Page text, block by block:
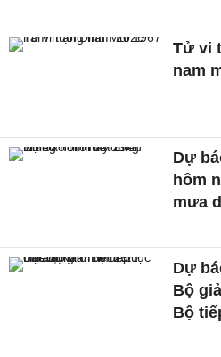
Tử vi
nam
Dự
hôm
mưa
Dự
Bộ
Bộ